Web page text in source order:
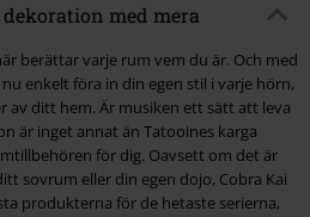
med mera
berättar varje rum vem du är. Och med
enkelt föra in din egen stil i varje hörn,
av ditt hem. Är musiken ett sätt att leva
är inget annat än Tatooines karga
för dig. Oavsett om det är
sovrum eller din egen dojo, Cobra Kai
produkterna för de hetaste serierna,